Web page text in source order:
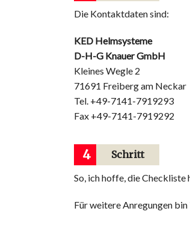
Die Kontaktdaten sind:
KED Helmsysteme
D-H-G Knauer GmbH
Kleines Wegle 2
71691 Freiberg am Neckar
Tel. +49-7141-7919293
Fax +49-7141-7919292
4 Schritt
So, ich hoffe, die Checkliste
Für weitere Anregungen